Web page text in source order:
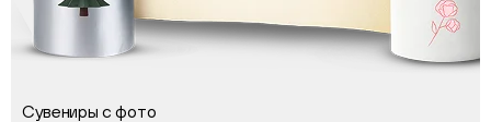
Сувениры с фото